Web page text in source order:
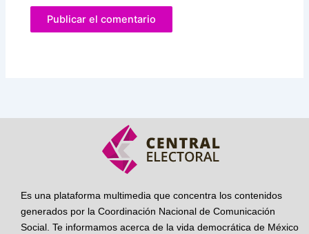
Es una plataforma multimedia que concentra los contenidos
generados por la Coordinación Nacional de Comunicación
Social. Te informamos acerca de la vida democrática de México